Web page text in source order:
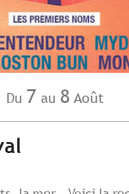
Du 7 au 8 Août